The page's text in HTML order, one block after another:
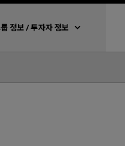
정보 / 투자자 정보